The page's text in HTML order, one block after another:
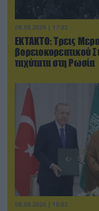
08.08.2026 | 17:02
ΕΚΤΑΚΤΟ: Τρεις
βορειοκορεατικού
ταχύτατα στη Ρωσία
08.08.2026 | 18:02